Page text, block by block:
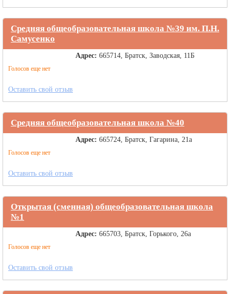
Средняя общеобразовательная школа №39 им. П.Н.
Самусенко
Голосов еще нет
Адрес: 665714, Братск, Заводская, 11Б
Оставить свой отзыв
Средняя общеобразовательная школа №40
Голосов еще нет
Адрес: 665724, Братск, Гагарина, 21а
Оставить свой отзыв
Открытая (сменная) общеобразовательная школа
№1
Голосов еще нет
Адрес: 665703, Братск, Горького, 26а
Оставить свой отзыв